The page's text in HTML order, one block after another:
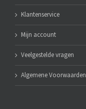
Klantenservice
Mijn account
Veelgestelde vragen
Algemene Voorwaarden